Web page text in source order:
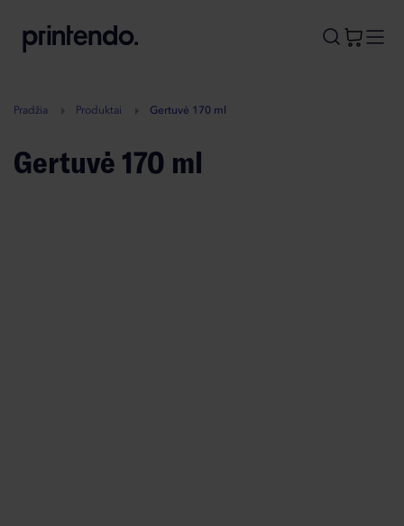
A
Pradžia Produktai Gertuvė 170 ml
Gertuvė 170 ml